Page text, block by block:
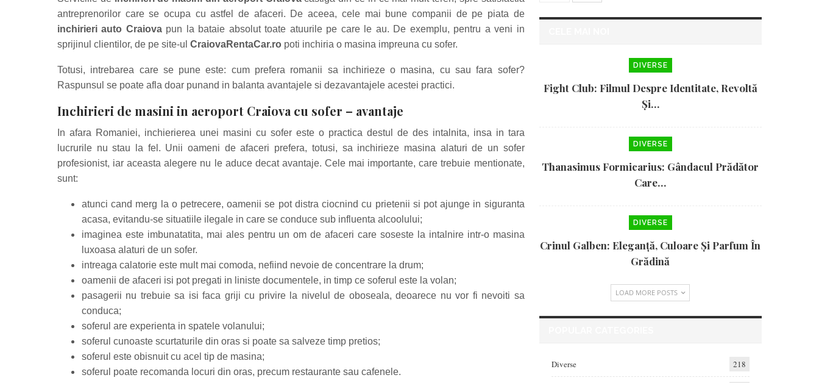
antreprenorilor care se ocupa cu astfel de afaceri. De aceea, cele mai bune companii de pe piata de
inchirieri auto Craiovapun la bataie absolut toate atuurile pe care le au. De exemplu, pentru a veni in
sprijinul clientilor, de pe site-ul CraiovaRentaCar.ro poti inchiria o masina impreuna cu sofer.
Totusi, intrebarea care se pune este: cum prefera romanii sa inchirieze o masina, cu sau fara sofer?
Raspunsul se poate afla doar punand in balanta avantajele si dezavantajele acestei practici.
Inchirieri de masini in aeroport Craiova cu sofer – avantaje
In afara Romaniei, inchierierea unei masini cu sofer este o practica destul de des intalnita, insa in tara
lucrurile nu stau la fel. Unii oameni de afaceri prefera, totusi, sa inchirieze masina alaturi de un sofer
profesionist, iar aceasta alegere nu le aduce decat avantaje. Cele mai importante, care trebuie mentionate,
sunt:
atunci cand merg la o petrecere, oamenii se pot distra ciocnind cu prietenii si pot ajunge in siguranta
acasa, evitandu-se situatiile ilegale in care se conduce sub influenta alcoolului;
imaginea este imbunatatita, mai ales pentru un om de afaceri care soseste la intalnire intr-o masina
luxoasa alaturi de un sofer.
intreaga calatorie este mult mai comoda, nefiind nevoie de concentrare la drum;
oamenii de afaceri isi pot pregati in liniste documentele, in timp ce soferul este la volan;
pasagerii nu trebuie sa isi faca griji cu privire la nivelul de oboseala, deoarece nu vor fi nevoiti sa
conduca;
soferul are experienta in spatele volanului;
soferul cunoaste scurtaturile din oras si poate sa salveze timp pretios;
soferul este obisnuit cu acel tip de masina;
soferul poate recomanda locuri din oras, precum restaurante sau cafenele.
DIVERSE
Fight Club: Filmul Despre Identitate, Revoltă
Și…
DIVERSE
Thanasimus Formicarius: Gândacul Prădător
Care…
DIVERSE
Crinul Galben: Eleganță, Culoare Și Parfum În
Grădină
LOAD MORE POSTS
Diverse 218